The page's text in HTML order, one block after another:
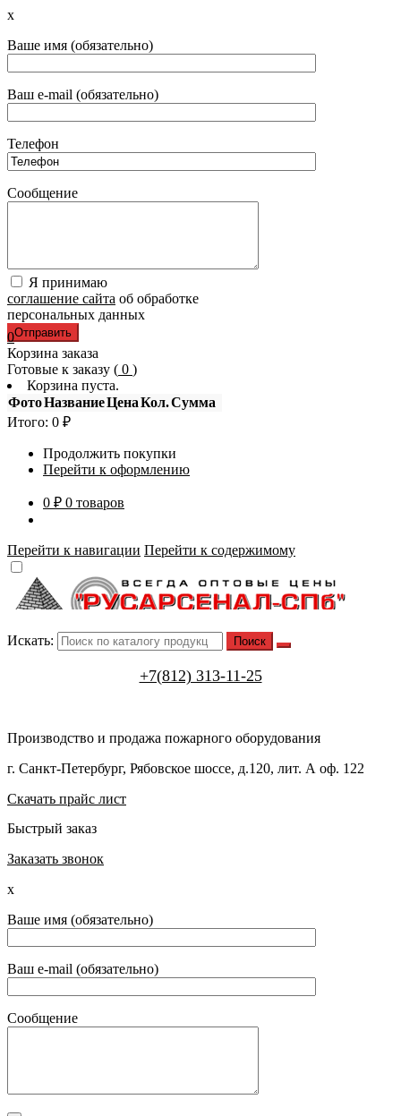
x
Ваше имя (обязательно)
Ваш e-mail (обязательно)
Телефон
Сообщение
Я принимаю
соглашение сайта об обработке
персональных данных
0
Корзина заказа
Готовые к заказу ( 0 )
Корзина пуста.
ФотоНазваниеЦенаКол.Сумма
Итого: 0 ₽
Продолжить покупки
Перейти к оформлению
0 ₽ 0 товаров
Перейти к навигации Перейти к содержимому
Искать:
+7(812) 313-11-25
Производство и продажа пожарного оборудования
г. Санкт-Петербург, Рябовское шоссе, д.120, лит. А оф. 122
Скачать прайс лист
Быстрый заказ
Заказать звонок
x
Ваше имя (обязательно)
Ваш e-mail (обязательно)
Сообщение